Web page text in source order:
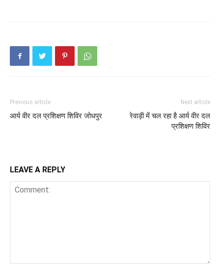
Previous article
आर्य वीर दल प्रशिक्षण शिविर जोधपुर
Next article
रेवाड़ी में चल रहा है आर्य वीर दल
प्रशिक्षण शिविर
LEAVE A REPLY